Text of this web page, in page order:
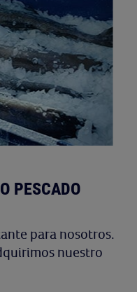
PESCADO
para nosotros.
nuestro